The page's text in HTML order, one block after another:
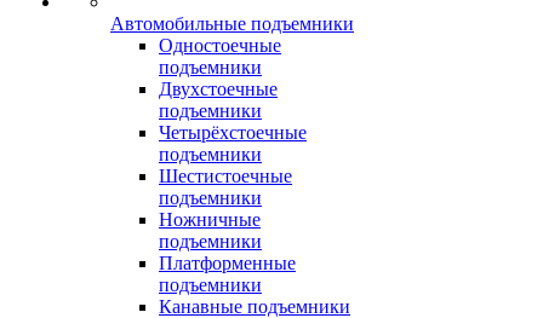
Автомобильные подъемники
Одностоечные
подъемники
Двухстоечные
подъемники
Четырёхстоечные
подъемники
Шестистоечные
подъемники
Ножничные
подъемники
Платформенные
подъемники
Канавные подъемники